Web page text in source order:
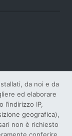
da noi e da
ed elaborare
IP,
geografica),
non è richiesto